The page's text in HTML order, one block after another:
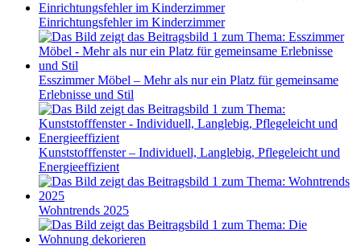
Einrichtungsfehler im Kinderzimmer
Esszimmer Möbel – Mehr als nur ein Platz für gemeinsame
Erlebnisse und Stil
Kunststofffenster – Individuell, Langlebig, Pflegeleicht und
Energieeffizient
Wohntrends 2025